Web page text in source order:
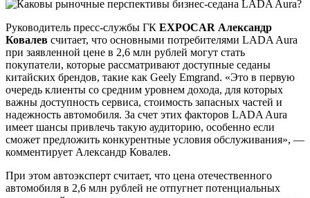
Руководитель пресс-службы ГК EXPOCAR Александр
Ковалев считает, что основными потребителями LADA Aura
при заявленной цене в 2,6 млн рублей могут стать
покупатели, которые рассматривают доступные седаны
китайских брендов, такие как Geely Emgrand. «Это в первую
очередь клиенты со средним уровнем дохода, для которых
важны доступность сервиса, стоимость запасных частей и
надежность автомобиля. За счет этих факторов LADA Aura
имеет шансы привлечь такую аудиторию, особенно если
сможет предложить конкурентные условия обслуживания», —
комментирует Александр Ковалев.
При этом автоэксперт считает, что цена отечественного
автомобиля в 2,6 млн рублей не отпугнет потенциальных